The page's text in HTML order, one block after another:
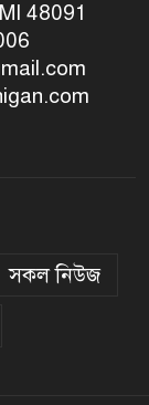
48091
সকল নিউজ